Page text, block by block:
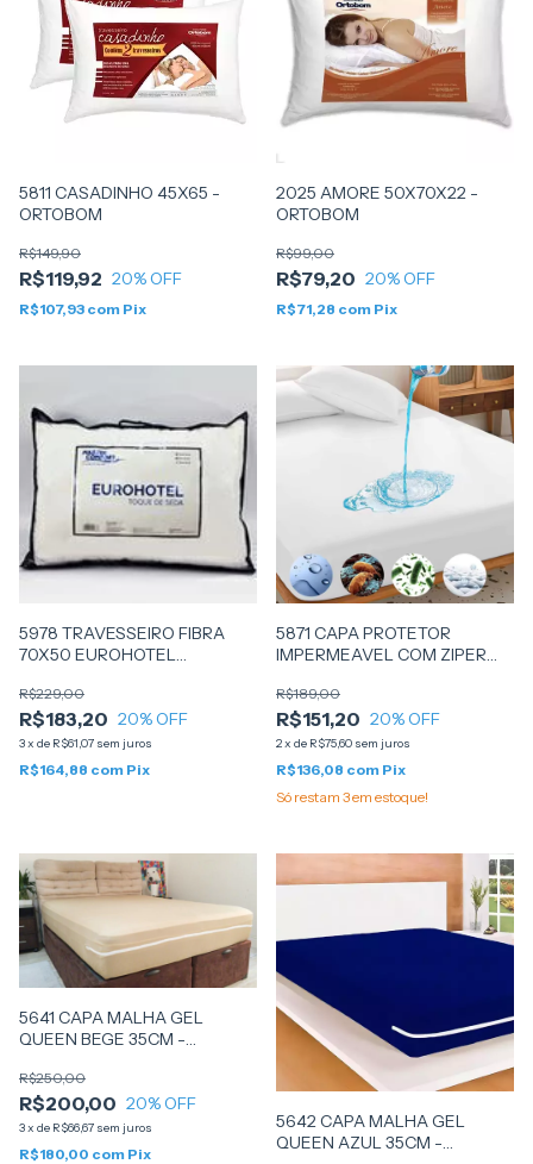
5811 CASADINHO 45X65 -
ORTOBOM
R$119,92
R$149,90
20% OFF
R$107,93 com Pix
2025 AMORE 50X70X22 -
ORTOBOM
R$79,20
R$99,00
20% OFF
R$71,28 com Pix
5978 TRAVESSEIRO FIBRA
70X50 EUROHOTEL
MASTERCONFORT
R$183,20
R$229,00
20% OFF
3x de R$61,07 sem juros
R$164,88 com Pix
5871 CAPA PROTETOR
IMPERMEAVEL COM ZIPER
R$151,20
R$189,00
20% OFF
2x de R$75,60 sem juros
R$136,08 com Pix
Só restam 3em estoque!
5641 CAPA MALHA GEL
QUEEN BEGE 35CM -
R$200,00
R$250,00
20% OFF
3x de R$66,67 sem juros
R$180,00 com Pix
5642 CAPA MALHA GEL
QUEEN AZUL 35CM -